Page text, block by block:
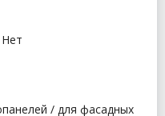
Нет
/ для фасадных